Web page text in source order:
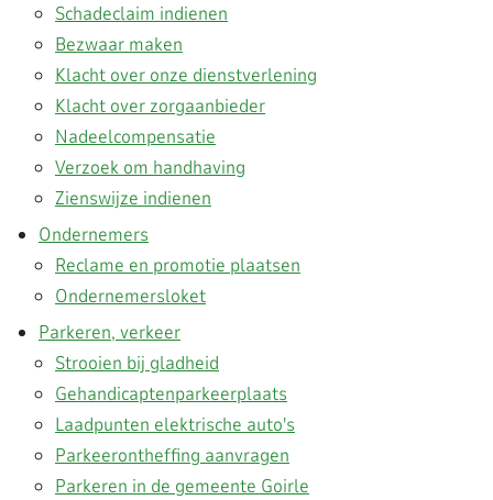
Schadeclaim indienen
Bezwaar maken
Klacht over onze dienstverlening
Klacht over zorgaanbieder
Nadeelcompensatie
Verzoek om handhaving
Zienswijze indienen
Ondernemers
Reclame en promotie plaatsen
Ondernemersloket
Parkeren, verkeer
Strooien bij gladheid
Gehandicaptenparkeerplaats
Laadpunten elektrische auto's
Parkeerontheffing aanvragen
Parkeren in de gemeente Goirle